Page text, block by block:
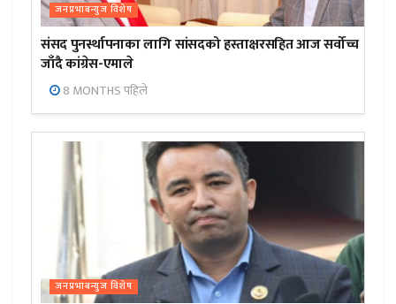
जनप्रभाबन्युज विशेष
संसद पुनर्स्थापनाका लागि सांसदको हस्ताक्षरसहित आज सर्वोच्च
जाँदै कांग्रेस-एमाले
8 MONTHS पहिले
जनप्रभाबन्युज विशेष